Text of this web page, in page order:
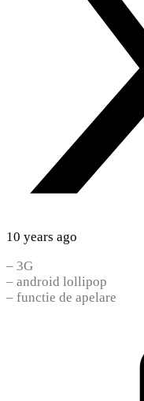
10 years ago
– 3G
– android lollipop
– functie de apelare